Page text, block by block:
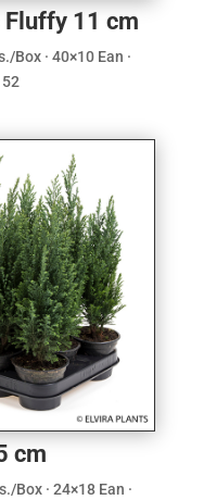
Fluffy 11 cm
Box · 40×10 Ean ·
cm
Box · 24×18 Ean ·